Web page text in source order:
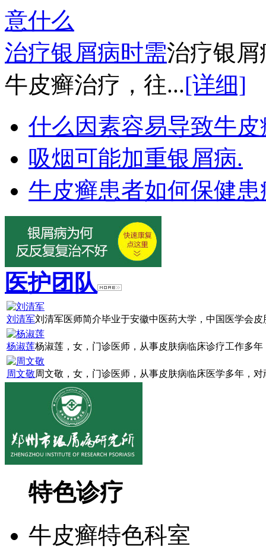
治疗银屑病时需治疗银
牛皮癣治疗，往...[详细]
什么因素容易导致牛皮
吸烟可能加重银屑病.
牛皮癣患者如何保健
医护团队
刘清军刘清军医师简介毕业于安徽中医药大学，中国医学会
杨淑莲杨淑莲，女，门诊医师，从事皮肤病临床诊疗工作多
周文敬周文敬，女，门诊医师，从事皮肤病临床医学多年，
特色诊疗
牛皮癣特色科室